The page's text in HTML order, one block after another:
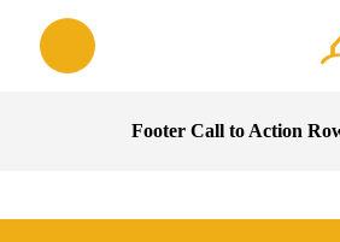
Footer Call to Action